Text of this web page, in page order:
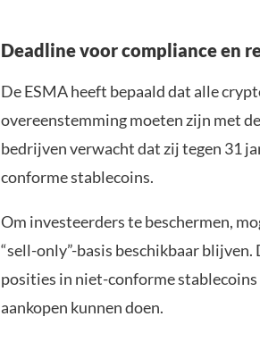
Deadline voor compliance en
De ESMA heeft bepaald dat alle
overeenstemming moeten zijn met
bedrijven verwacht dat zij tegen 31
conforme stablecoins.
Om investeerders te beschermen,
“sell-only”-basis beschikbaar
posities in niet-conforme
aankopen kunnen doen.